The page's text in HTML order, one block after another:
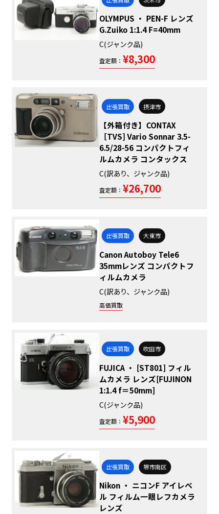
OLYMPUS ・ PEN-F レンズ
G.Zuiko 1:1.4 F=40mm
C(ジャンク品)
査定額： ¥8,300
出張買取 摂津市
【外箱付き】CONTAX
［TVS] Vario Sonnar 3.5-
6.5/28-56 コンパクトフィ
ルムカメラ コンタックス
C(訳あり、ジャンク品)
査定額： ¥26,700
出張買取 大東市
Canon Autoboy Tele6
35mmレンズ コンパクトフ
ィルムカメラ
C(訳あり、ジャンク品)
高価買取
出張買取 吹田市
FUJICA ・ [ST801] フィル
ムカメラ レンズ[FUJINON
1:1.4 f＝50mm]
C(ジャンク品)
査定額： ¥5,900
出張買取 堺市南区
Nikon ・ ニコンF アイレベ
ル フィルム一眼レフカメラ
レンズ